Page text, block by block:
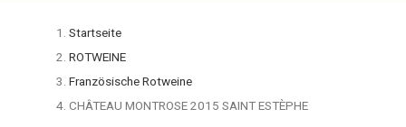
Startseite
ROTWEINE
Französische Rotweine
CHÂTEAU MONTROSE 2015 SAINT ESTÈPHE